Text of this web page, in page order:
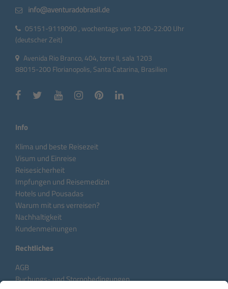
05151-9119090 , wochentags von 12:00-22:00 Uhr
(deutscher Zeit)
Avenida Rio Branco, 404, torre II, sala 1203
88015-200 Florianopolis, Santa Catarina, Brasilien
Info
Klima und beste Reisezeit
Visum und Einreise
Reisesicherheit
Impfungen und Reisemedizin
Hotels und Pousadas
Warum mit uns verreisen?
Nachhaltigkeit
Kundenmeinungen
Rechtliches
AGB
Buchungs- und Stornobedingungen